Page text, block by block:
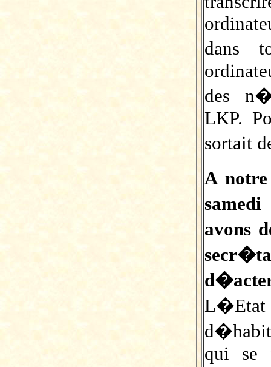
dans
des
LKP.
sortait
A
avons
L�Etat
qui se